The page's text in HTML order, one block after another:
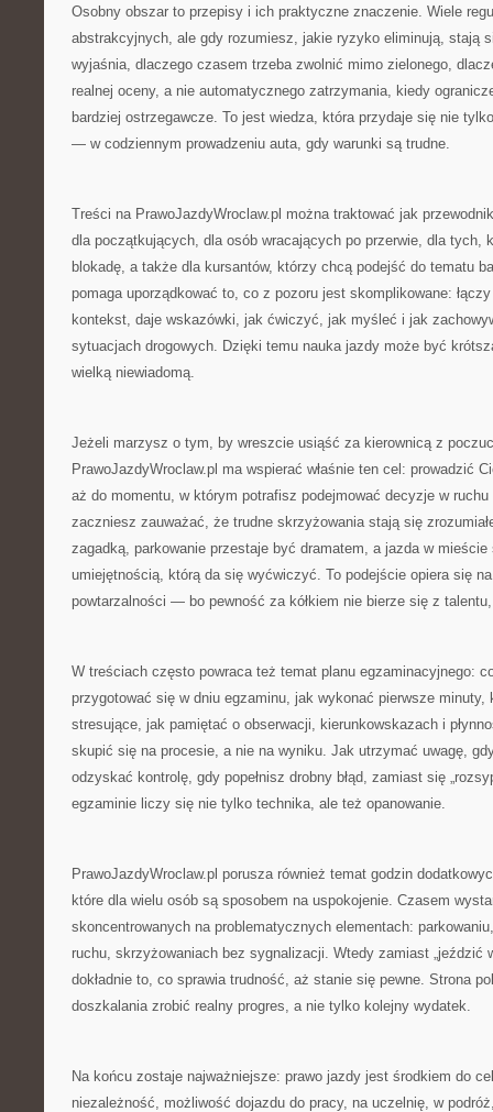
Osobny obszar to przepisy i ich praktyczne znaczenie. Wiele
abstrakcyjnych, ale gdy rozumiesz, jakie ryzyko eliminują, stają
wyjaśnia, dlaczego czasem trzeba zwolnić mimo zielonego,
realnej oceny, a nie automatycznego zatrzymania, kiedy
bardziej ostrzegawcze. To jest wiedza, która przydaje się nie
— w codziennym prowadzeniu auta, gdy warunki są trudne.
Treści na PrawoJazdyWroclaw.pl można traktować jak
dla początkujących, dla osób wracających po przerwie, dla tych,
blokadę, a także dla kursantów, którzy chcą podejść do tematu
pomaga uporządkować to, co z pozoru jest skomplikowane:
kontekst, daje wskazówki, jak ćwiczyć, jak myśleć i jak
sytuacjach drogowych. Dzięki temu nauka jazdy może być
wielką niewiadomą.
Jeżeli marzysz o tym, by wreszcie usiąść za kierownicą z
PrawoJazdyWroclaw.pl ma wspierać właśnie ten cel: prowadzić
aż do momentu, w którym potrafisz podejmować decyzje w
zaczniesz zauważać, że trudne skrzyżowania stają się
zagadką, parkowanie przestaje być dramatem, a jazda w
umiejętnością, którą da się wyćwiczyć. To podejście opiera się
powtarzalności — bo pewność za kółkiem nie bierze się z
W treściach często powraca też temat planu egzaminacyjnego:
przygotować się w dniu egzaminu, jak wykonać pierwsze minuty,
stresujące, jak pamiętać o obserwacji, kierunkowskazach i
skupić się na procesie, a nie na wyniku. Jak utrzymać uwagę,
odzyskać kontrolę, gdy popełnisz drobny błąd, zamiast się
egzaminie liczy się nie tylko technika, ale też opanowanie.
PrawoJazdyWroclaw.pl porusza również temat godzin
które dla wielu osób są sposobem na uspokojenie. Czasem
skoncentrowanych na problematycznych elementach:
ruchu, skrzyżowaniach bez sygnalizacji. Wtedy zamiast „jeździć
dokładnie to, co sprawia trudność, aż stanie się pewne. Strona
doszkalania zrobić realny progres, a nie tylko kolejny wydatek.
Na końcu zostaje najważniejsze: prawo jazdy jest środkiem do
niezależność, możliwość dojazdu do pracy, na uczelnię, w